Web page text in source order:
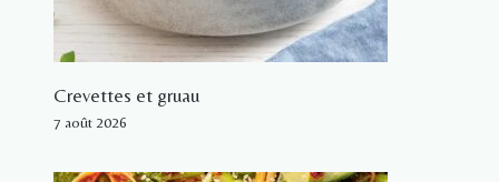
Crevettes et gruau
7 août 2026